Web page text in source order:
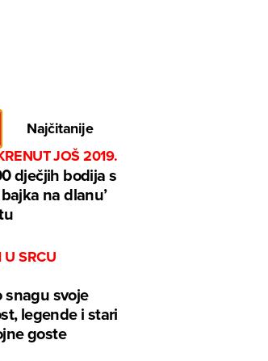
Najčitanije
JOŠ 2019.
dječjih bodija s
na dlanu’
U SRCU
snagu svoje
legende i stari
goste